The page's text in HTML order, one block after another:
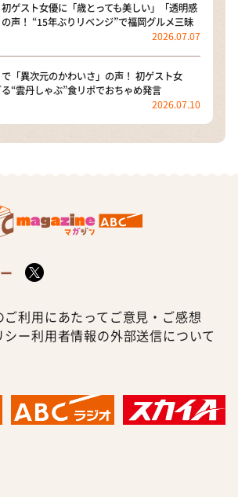
初ゲスト女優に「歳とっても美しい」「透明感
声！ “15年ぶりリベンジ”で福岡グルメ三昧
2026.07.07
で「異次元のかわいさ」の声！ 初ゲスト女
“雲丹しゃぶ”食リポでおちゃめ発言
2026.07.10
ご利用にあたって ご意見・ご感想
シー利用者情報の外部送信について